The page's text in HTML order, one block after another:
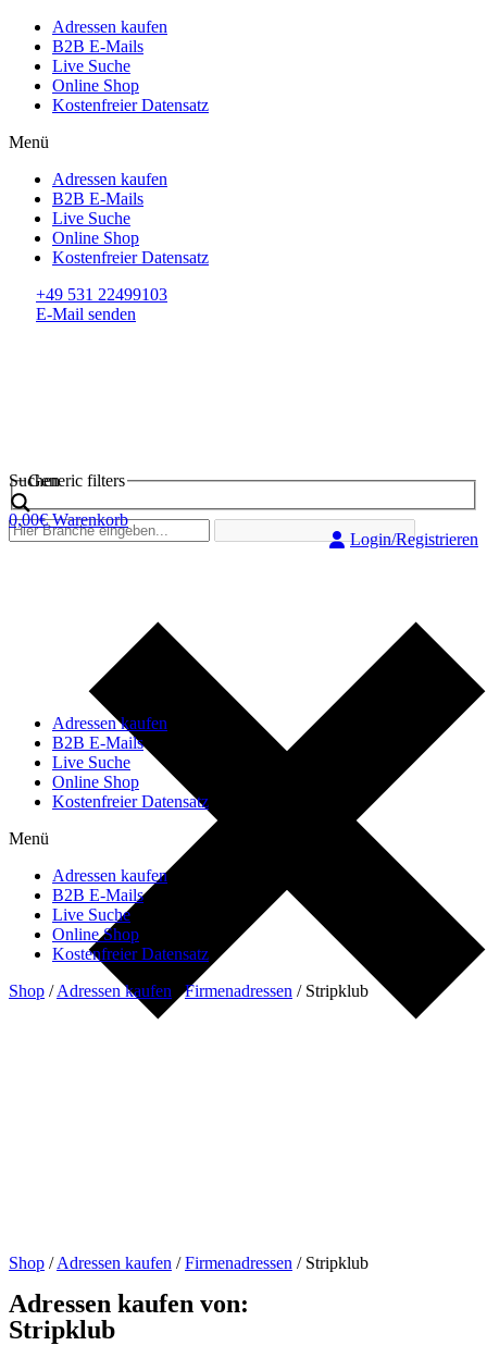
Adressen kaufen
B2B E-Mails
Live Suche
Online Shop
Kostenfreier Datensatz
Menü
Adressen kaufen
B2B E-Mails
Live Suche
Online Shop
Kostenfreier Datensatz
+49 531 22499103
E-Mail senden
Suchen
Generic filters
0,00€ Warenkorb
Login/Registrieren
Adressen kaufen
B2B E-Mails
Live Suche
Online Shop
Kostenfreier Datensatz
Menü
Adressen kaufen
B2B E-Mails
Live Suche
Online Shop
Kostenfreier Datensatz
Shop /Adressen kaufen /Firmenadressen / Stripklub
Shop /Adressen kaufen /Firmenadressen / Stripklub
Adressen kaufen von:
Stripklub